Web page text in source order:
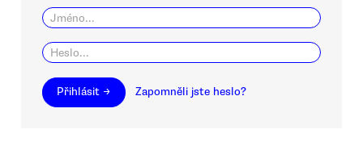
Přihlásit → Zapomněli jste heslo?